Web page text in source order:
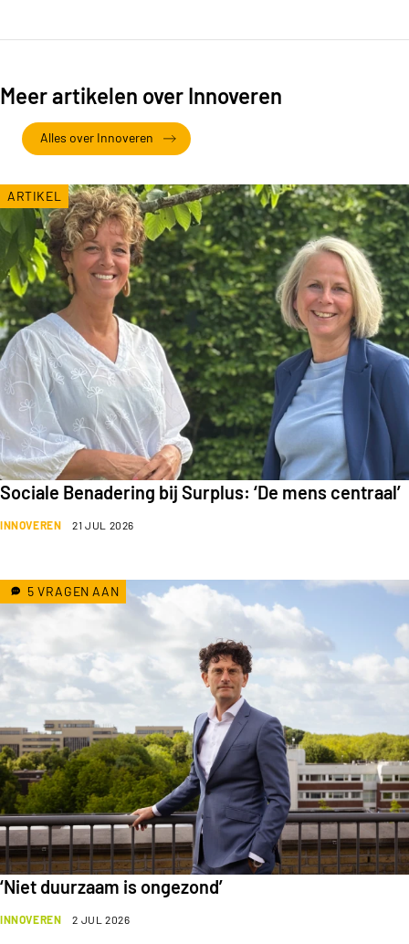
Meer artikelen over Innoveren
Alles over Innoveren
INNOVEREN 21 JUL 2026
Sociale Benadering bij Surplus: ‘De mens centraal’
ARTIKEL
INNOVEREN 2 JUL 2026
‘Niet duurzaam is ongezond’
5 VRAGEN AAN